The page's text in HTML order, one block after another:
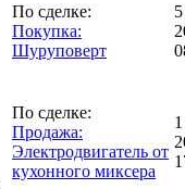
По сделке:
Покупка:
Шуруповерт
По сделке:
Продажа:
Электродвигатель от
кухонного миксера